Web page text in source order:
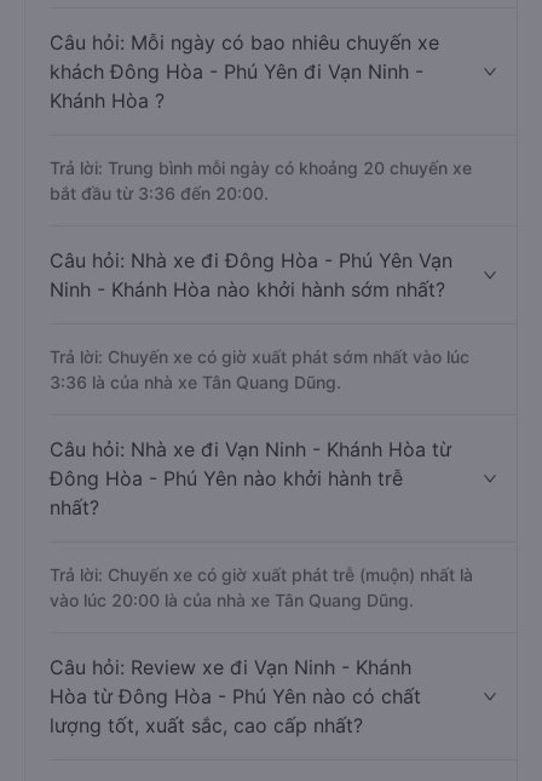
Câu hỏi: Mỗi ngày có bao nhiêu chuyến xe
khách Đông Hòa - Phú Yên đi Vạn Ninh -
Khánh Hòa ?
Trả lời: Trung bình mỗi ngày có khoảng 20 chuyến xe
bắt đầu từ 3:36 đến 20:00.
Câu hỏi: Nhà xe đi Đông Hòa - Phú Yên Vạn
Ninh - Khánh Hòa nào khởi hành sớm nhất?
Trả lời: Chuyến xe có giờ xuất phát sớm nhất vào lúc
3:36 là của nhà xe Tân Quang Dũng.
Câu hỏi: Nhà xe đi Vạn Ninh - Khánh Hòa từ
Đông Hòa - Phú Yên nào khởi hành trễ
nhất?
Trả lời: Chuyến xe có giờ xuất phát trễ (muộn) nhất là
vào lúc 20:00 là của nhà xe Tân Quang Dũng.
Câu hỏi: Review xe đi Vạn Ninh - Khánh
Hòa từ Đông Hòa - Phú Yên nào có chất
lượng tốt, xuất sắc, cao cấp nhất?